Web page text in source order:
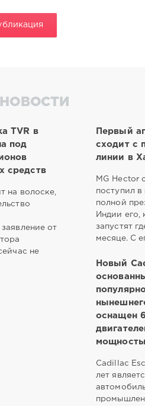
TVR в
под
средств
на волоске,
от
не
Первый
сходит с
линии в
MG Hector
поступил в
полной
Индии его,
запустят
месяце. С
Новый
оснащен
Cadillac
лет